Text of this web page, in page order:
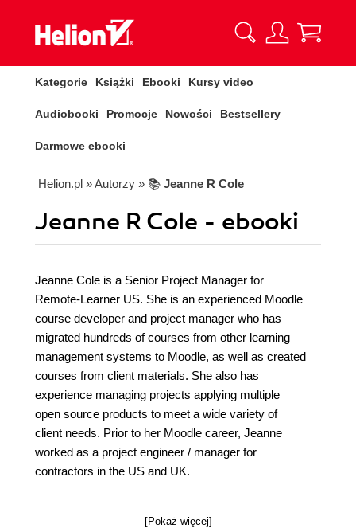
Kategorie Książki Ebooki Kursy video
Audiobooki Promocje Nowości Bestsellery
Darmowe ebooki
Helion.pl » Autorzy » 📚 Jeanne R Cole
Jeanne R Cole - ebooki
Jeanne Cole is a Senior Project Manager for
Remote-Learner US. She is an experienced Moodle
course developer and project manager who has
migrated hundreds of courses from other learning
management systems to Moodle, as well as created
courses from client materials. She also has
experience managing projects applying multiple
open source products to meet a wide variety of
client needs. Prior to her Moodle career, Jeanne
worked as a project engineer / manager for
contractors in the US and UK.
[Pokaż więcej]